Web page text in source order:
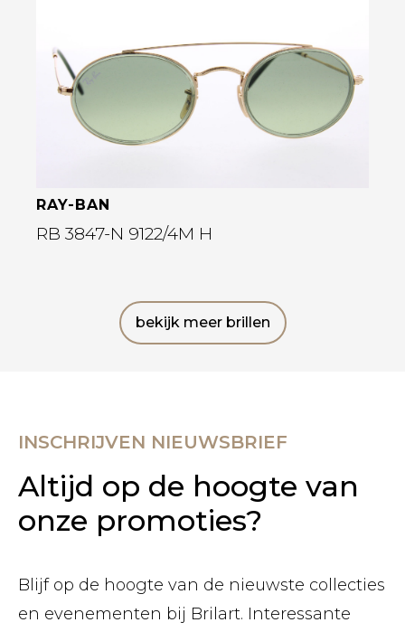
RAY-BAN
RB 3847-N 9122/4M H
bekijk meer brillen
INSCHRIJVEN NIEUWSBRIEF
Altijd op de hoogte van
onze promoties?
Blijf op de hoogte van de nieuwste collecties
en evenementen bij Brilart. Interessante